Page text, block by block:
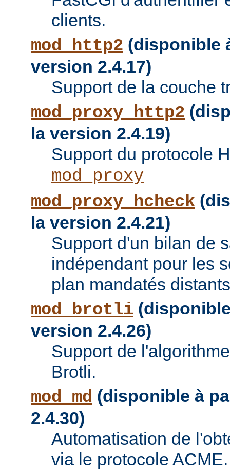
clients.
mod_http2 (disponible
version 2.4.17)
Support de la couche
mod_proxy_http2
la version 2.4.19)
Support du protocole
mod_proxy
mod_proxy_hcheck
la version 2.4.21)
Support d'un bilan de
indépendant pour les
plan mandatés
mod_brotli
version 2.4.26)
Support de
Brotli.
mod_md (disponible à
2.4.30)
Automatisation de
via le protocole ACME.